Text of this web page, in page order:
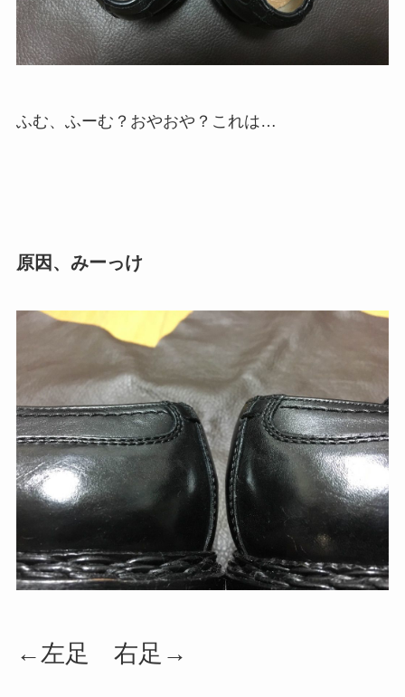
ふむ、ふーむ？おやおや？これは…
原因、みーっけ
←左足 右足→